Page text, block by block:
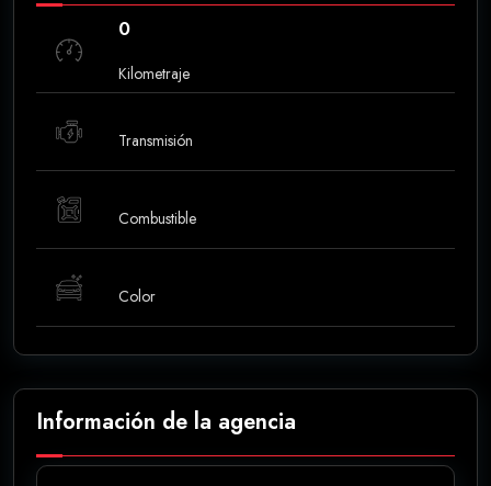
0
Kilometraje
Transmisión
Combustible
Color
Información de la agencia